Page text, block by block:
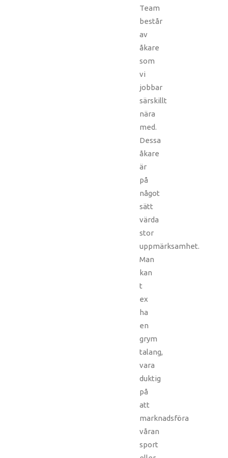
Team
består
av
åkare
som
vi
jobbar
särskillt
nära
med.
Dessa
åkare
är
på
något
sätt
värda
stor
uppmärksamhet.
Man
kan
t
ex
ha
en
grym
talang,
vara
duktig
på
att
marknadsföra
våran
sport